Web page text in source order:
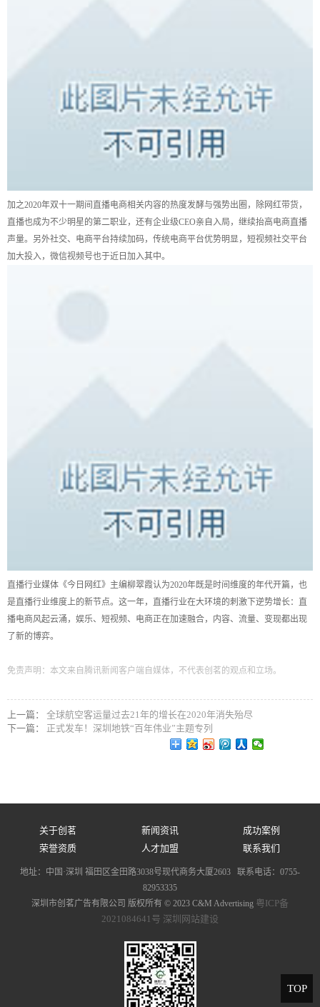
加之2020年双十一期间直播电商相关内容的热度发酵与强势出圈，除网红带货，
直播也成为不少明星的第二职业，还有企业级CEO亲自入局，继续抬高电商直播
声量。另外社交、电商平台持续加码，传统电商平台优势明显，短视频社交平台
加大投入，微信视频号也于近日加入其中。
直播行业媒体《今日网红》主编柳翠霞认为2020年既是时间维度的年代开篇，也
是直播行业维度上的新节点。这一年，直播行业在大环境的刺激下逆势增长：直
播电商风起云涌，娱乐、短视频、电商正在加速融合，内容、流量、变现都出现
了新的博弈。
免责声明：本文来自腾讯新闻客户端自媒体，不代表创茗的观点和立场。
上一篇：
全球航空客运量过去21年的增长在2020年消失殆尽
下一篇：
正式发车！深圳地铁“百年伟业”主题专列
关于创茗 新闻资讯
成功案例
荣誉资质
人才加盟 联系我们
地址：中国·深圳 福田区金田路3038号现代商务大厦2603 联系电话：0755-
82953335
深圳市创茗广告有限公司 版权所有 © 2023 C&M Advertising 粤ICP备
2021084641号 深圳网站建设
TOP